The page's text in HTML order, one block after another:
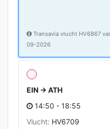
Transavia vlucht HV6867
09-2026
EIN → ATH
14:50 - 18:55
Vlucht: HV6709